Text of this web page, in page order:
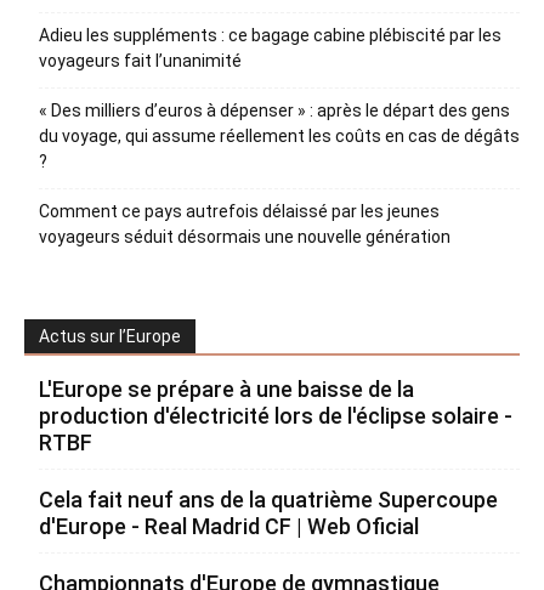
Adieu les suppléments : ce bagage cabine plébiscité par les
voyageurs fait l’unanimité
« Des milliers d’euros à dépenser » : après le départ des gens
du voyage, qui assume réellement les coûts en cas de dégâts
?
Comment ce pays autrefois délaissé par les jeunes
voyageurs séduit désormais une nouvelle génération
Actus sur l’Europe
L'Europe se prépare à une baisse de la
production d'électricité lors de l'éclipse solaire -
RTBF
Cela fait neuf ans de la quatrième Supercoupe
d'Europe - Real Madrid CF | Web Oficial
Championnats d'Europe de gymnastique